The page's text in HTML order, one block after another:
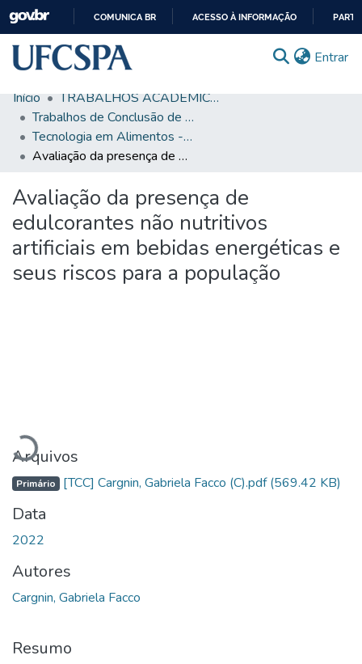
CONTEÚDO
COMUNICA BR ACESSO À INFORMAÇÃO
Entrar
Comunidades & Coleções
Busca Facetada
Autoarquivamento
Sobre o RI-UFCSPA
FAQ
Início
TRABALHOS ACADÊMICOS
Trabalhos de Conclusão de Curso de Graduação
Tecnologia em Alimentos - TCC
Avaliação da presença de edulcorantes não nutritivos artificiais em bebidas energéticas e seus riscos para a população
Avaliação da presença de
edulcorantes não nutritivos
artificiais em bebidas energéticas e
seus riscos para a população
Carregando...
Arquivos
Primário [TCC] Cargnin, Gabriela Facco (C).pdf(569.42 KB)
Data
2022
Autores
Cargnin, Gabriela Facco
Resumo